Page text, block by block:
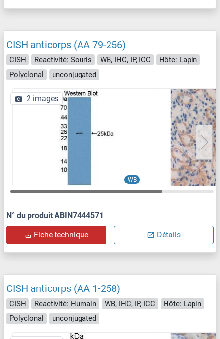
CISH anticorps (AA 79-256)
CISH Reactivité: Souris WB, IHC, IP, ICC
Hôte: Lapin
Polyclonal
unconjugated
WB
2 images
N° du produit ABIN7444571
Fiche technique Détails
CISH anticorps (AA 1-258)
CISH Reactivité: Humain WB, IHC, IP, ICC
Hôte: Lapin
Polyclonal
unconjugated